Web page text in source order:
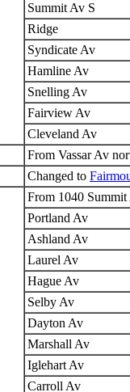
Summit Av S
Ridge
Syndicate Av
Hamline Av
Snelling Av
Fairview Av
Cleveland Av
From Vassar Av
Changed to
From 1040
Portland Av
Ashland Av
Laurel Av
Hague Av
Selby Av
Dayton Av
Marshall Av
Iglehart Av
Carroll Av